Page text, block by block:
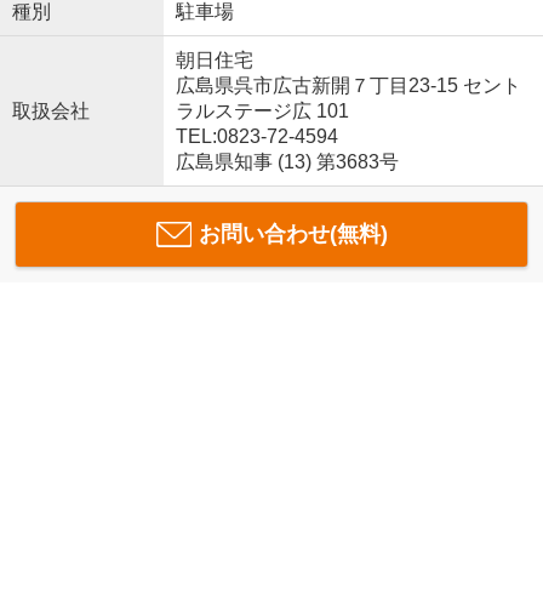
種別 駐車場
取扱会社
朝日住宅
広島県呉市広古新開７丁目23-15 セント
ラルステージ広 101
TEL:0823-72-4594
広島県知事 (13) 第3683号
お問い合わせ(無料)